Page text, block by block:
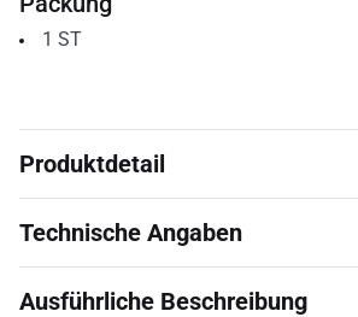
1 ST
Produktdetail
Technische Angaben
Ausführliche Beschreibung